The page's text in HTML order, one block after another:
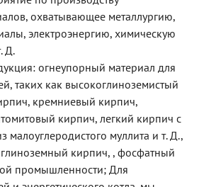
охватывающее металлургию,
электроэнергию, химическую
Д.
огнеупорный материал для
таких как высокоглиноземистый
кремниевый кирпич,
кирпич, легкий кирпич с
малоуглеродистого муллита и т. Д.,
кирпич, , фосфатный
промышленности; Для